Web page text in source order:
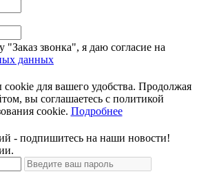
звонка", я даю согласие на
данных
для вашего удобства. Продолжая
вы соглашаетесь с политикой
cookie.​​​​​​​ Подробнее
- подпишитесь на наши новости!